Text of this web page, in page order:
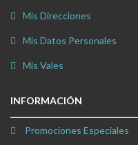
Mis Direcciones
Mis Datos Personales
Mis Vales
INFORMACIÓN
Promociones Especiales